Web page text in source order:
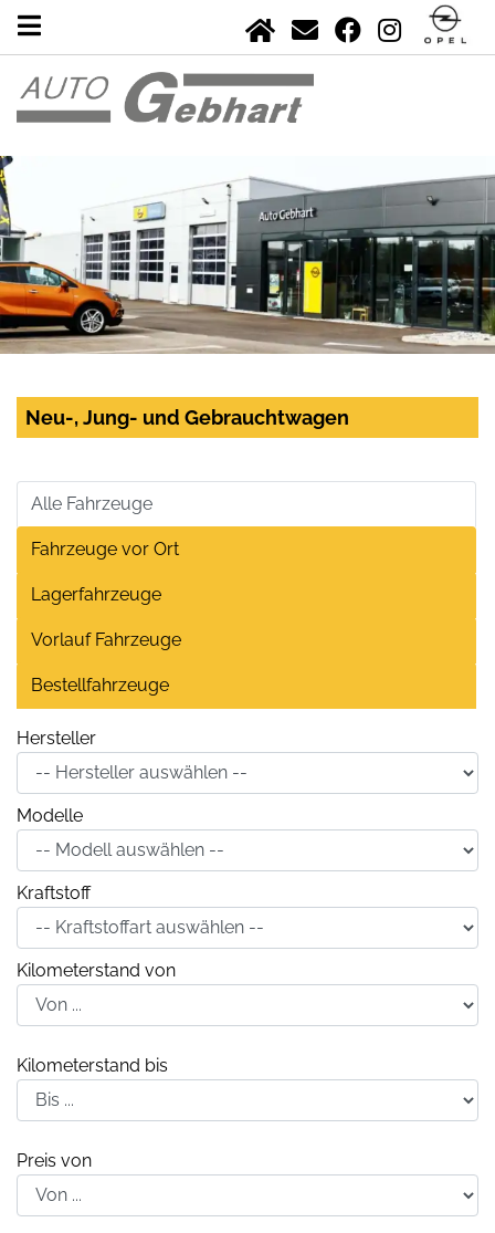
Neu-, Jung- und Gebrauchtwagen
Alle Fahrzeuge
Fahrzeuge vor Ort
Lagerfahrzeuge
Vorlauf Fahrzeuge
Bestellfahrzeuge
Hersteller
Modelle
Kraftstoff
Kilometerstand von
Kilometerstand bis
Preis von